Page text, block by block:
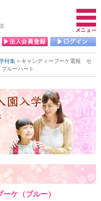
特集 > キャンディーブーケ電報 セ
ルーハート
ケ（ブルー）